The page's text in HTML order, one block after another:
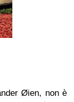
Øien, non è